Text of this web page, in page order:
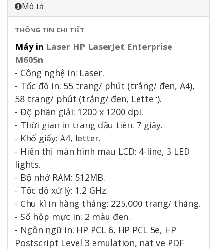
Mô tả
THÔNG TIN CHI TIẾT
Máy in Laser HP LaserJet Enterprise
M605n
- Công nghệ in: Laser.
- Tốc độ in: 55 trang/ phút (trắng/ đen, A4),
58 trang/ phút (trắng/ đen, Letter).
- Độ phân giải: 1200 x 1200 dpi.
- Thời gian in trang đầu tiên: 7 giây.
- Khổ giấy: A4, letter.
- Hiển thị màn hình màu LCD: 4-line, 3 LED
lights.
- Bộ nhớ RAM: 512MB.
- Tốc độ xử lý: 1.2 GHz.
- Chu kì in hàng tháng: 225,000 trang/ tháng.
- Số hộp mực in: 2 màu đen.
- Ngôn ngữ in: HP PCL 6, HP PCL 5e, HP
Postscript Level 3 emulation, native PDF